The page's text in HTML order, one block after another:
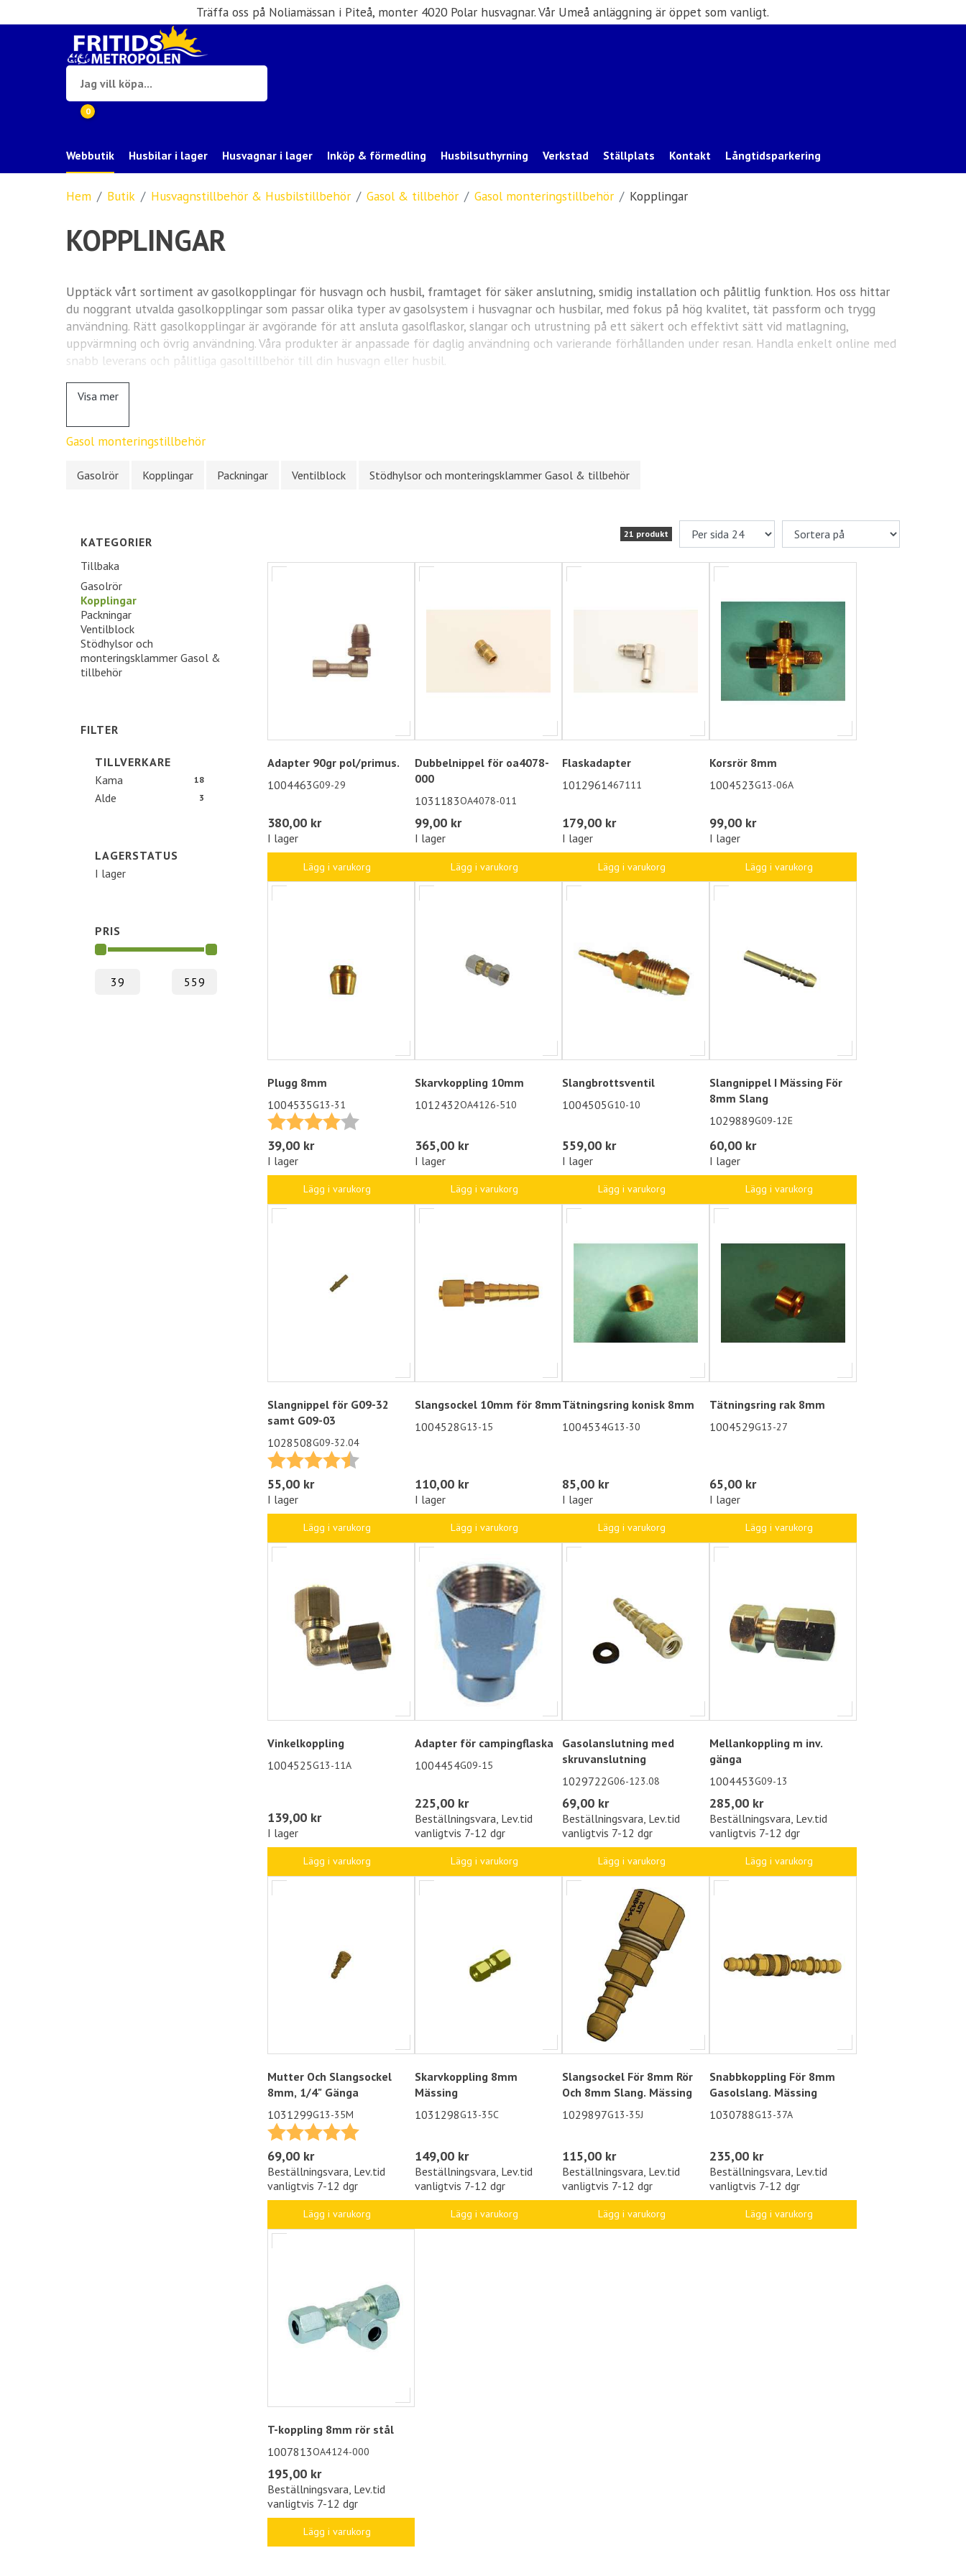
Träffa oss på Noliamässan i Piteå, monter 4020 Polar husvagnar. Vår Umeå anläggning är öppet som vanligt.
0
Webbutik Husbilar i lager Husvagnar i lager Inköp & förmedling Husbilsuthyrning Verkstad Ställplats Kontakt Långtidsparkering
Hem Butik Husvagnstillbehör & Husbilstillbehör Gasol & tillbehör Gasol monteringstillbehör Kopplingar
KOPPLINGAR
Upptäck vårt sortiment av gasolkopplingar för husvagn och husbil, framtaget för säker anslutning, smidig installation och pålitlig funktion. Hos oss hittar
du noggrant utvalda gasolkopplingar som passar olika typer av gasolsystem i husvagnar och husbilar, med fokus på hög kvalitet, tät passform och trygg
användning. Rätt gasolkopplingar är avgörande för att ansluta gasolflaskor, slangar och utrustning på ett säkert och effektivt sätt vid matlagning,
uppvärmning och övrig användning. Våra produkter är anpassade för daglig användning och varierande förhållanden under resan. Handla enkelt online med
snabb leverans och pålitliga gasoltillbehör till din husvagn eller husbil.
Visa mer
Gasol monteringstillbehör
Gasolrör Kopplingar Packningar Ventilblock Stödhylsor och monteringsklammer Gasol & tillbehör
KATEGORIER
Tillbaka
Gasolrör
Kopplingar
Packningar
Ventilblock
Stödhylsor och
monteringsklammer Gasol &
tillbehör
FILTER
TILLVERKARE
Kama
18
Alde 3
LAGERSTATUS
I lager
PRIS
21 produkt
Adapter 90gr pol/primus.
1004463G09-29
380,00 kr
I lager
Lägg i varukorg
Dubbelnippel för oa4078-
000
1031183OA4078-011
99,00 kr
I lager
Lägg i varukorg
Flaskadapter
1012961467111
179,00 kr
I lager
Lägg i varukorg
Korsrör 8mm
1004523G13-06A
99,00 kr
I lager
Lägg i varukorg
Plugg 8mm
1004535G13-31
Betyg:
4.0 utav 5 stjärnor
39,00 kr
I lager
Lägg i varukorg
Skarvkoppling 10mm
1012432OA4126-510
365,00 kr
I lager
Lägg i varukorg
Slangbrottsventil
1004505G10-10
559,00 kr
I lager
Lägg i varukorg
Slangnippel I Mässing För
8mm Slang
1029889G09-12E
60,00 kr
I lager
Lägg i varukorg
Slangnippel för G09-32
samt G09-03
1028508G09-32.04
Betyg:
4.7 utav 5 stjärnor
55,00 kr
I lager
Lägg i varukorg
Slangsockel 10mm för 8mm
1004528G13-15
110,00 kr
I lager
Lägg i varukorg
Tätningsring konisk 8mm
1004534G13-30
85,00 kr
I lager
Lägg i varukorg
Tätningsring rak 8mm
1004529G13-27
65,00 kr
I lager
Lägg i varukorg
Vinkelkoppling
1004525G13-11A
139,00 kr
I lager
Lägg i varukorg
Adapter för campingflaska
1004454G09-15
225,00 kr
Beställningsvara, Lev.tid
vanligtvis 7-12 dgr
Lägg i varukorg
Gasolanslutning med
skruvanslutning
1029722G06-123.08
69,00 kr
Beställningsvara, Lev.tid
vanligtvis 7-12 dgr
Lägg i varukorg
Mellankoppling m inv.
gänga
1004453G09-13
285,00 kr
Beställningsvara, Lev.tid
vanligtvis 7-12 dgr
Lägg i varukorg
Mutter Och Slangsockel
8mm, 1/4" Gänga
1031299G13-35M
Betyg:
5.0 utav 5 stjärnor
69,00 kr
Beställningsvara, Lev.tid
vanligtvis 7-12 dgr
Lägg i varukorg
Skarvkoppling 8mm
Mässing
1031298G13-35C
149,00 kr
Beställningsvara, Lev.tid
vanligtvis 7-12 dgr
Lägg i varukorg
Slangsockel För 8mm Rör
Och 8mm Slang. Mässing
1029897G13-35J
115,00 kr
Beställningsvara, Lev.tid
vanligtvis 7-12 dgr
Lägg i varukorg
Snabbkoppling För 8mm
Gasolslang. Mässing
1030788G13-37A
235,00 kr
Beställningsvara, Lev.tid
vanligtvis 7-12 dgr
Lägg i varukorg
T-koppling 8mm rör stål
1007813OA4124-000
195,00 kr
Beställningsvara, Lev.tid
vanligtvis 7-12 dgr
Lägg i varukorg